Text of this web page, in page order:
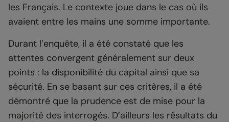
les Français. Le contexte joue dans le cas où ils
avaient entre les mains une somme importante.
Durant l’enquête, il a été constaté que les
attentes convergent généralement sur deux
points : la disponibilité du capital ainsi que sa
sécurité. En se basant sur ces critères, il a été
démontré que la prudence est de mise pour la
majorité des interrogés. D’ailleurs les résultats du